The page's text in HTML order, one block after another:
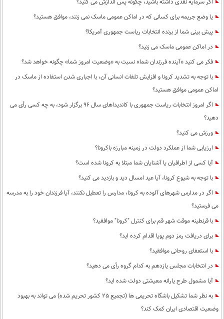
اگر سرمایه نقدی داشته باشید، چگونه پس اندازش می کنید؟
یا وضع جریمه برای کسانی که در اماکن عمومی ماسک نمی زنند، موافق هستید؟
پیش بینی شما از برنده انتخابات ریاست جمهوری آمریکا؟
در اماکن عمومی ماسک می زنید؟
فکر می کنید «آینده فرزندان شما» نسبت به «وضعیت امروز شما» چگونه خواهد شد؟
با توجه به تشدید کرونا و افزایش تلفات انسانی آن، با اجباری شدن استفاده از ماسک در
اماکن عمومی موافق هستید؟
اگر امروز انتخابات ریاست جمهوری با کاندیداهای سال 96 برگزار شود، به چه کسی رأی می
دهید؟
ورزش می کنید؟
ارزیابی شما از عملکرد دولت در زمینه مبارزه باکرونا؟
آیا کسی از اطرافیان یا آشنایان شما مبتلا به کرونا شده است؟
با توجه به شیوع کرونا، آیا عید امسال دید و بازدید می کنید؟
اگر در مدارس شهرهای آلوده به کرونا، مدارس را تعطیل نکنند، آیا فرزندان خود را به مدرسه
می فرستید؟
با قرنطینه موقت شهر قم برای کنترل "کرونا" موافقید؟
برای دریافت رمز دوم پویا اقدام کرده اید؟
با استعفای روحانی موافقید؟
در انتخابات مجلس یازدهم به کدام گروه رأی می دهید؟
آیا مشمول طرح یارانه معیشتی دولت شده اید؟
به نظر شما تشکیل باشگاه تحریمی ها (تجمیع 25 کشور تحریم شده) می تواند به بهبود
وضعیت اقتصادی ایران کمک کند؟